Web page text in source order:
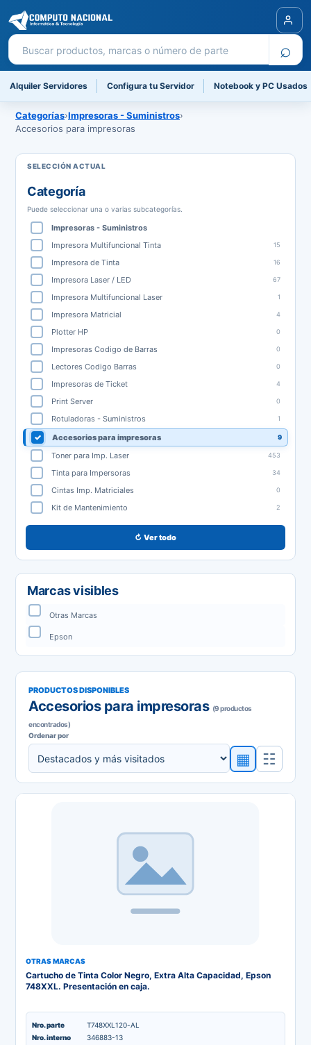
Buscar productos ⌕
Alquiler Servidores Configura tu Servidor Notebook y PC Usados
Categorías›Impresoras - Suministros›
Accesorios para impresoras
Categoría
Puede seleccionar una o varias subcategorías.
Impresoras - Suministros
Impresora Multifuncional Tinta
15
Impresora de Tinta 16
Impresora Laser / LED 67
Impresora Multifuncional Laser 1
Impresora Matricial 4
Plotter HP 0
Impresoras Codigo de Barras 0
Lectores Codigo Barras 0
Impresoras de Ticket 4
Print Server 0
Rotuladoras - Suministros 1
Accesorios para impresoras 9
Toner para Imp. Laser 453
Tinta para Impersoras 34
Cintas Imp. Matriciales 0
Kit de Mantenimiento 2
↻ Ver todo
Marcas visibles
Otras Marcas
Epson
PRODUCTOS DISPONIBLES
Accesorios para impresoras (9 productos
encontrados)
Ordenar por
▦ ☷
OTRAS MARCAS
Cartucho de Tinta Color Negro, Extra Alta Capacidad, Epson
748XXL. Presentación en caja.
Nro. parte
T748XXL120-AL
Nro. interno
346883-13